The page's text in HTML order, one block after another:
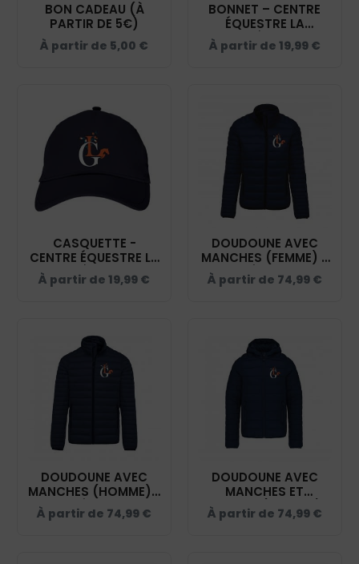
BON CADEAU (À
PARTIR DE 5€)
À partir de 5,00 €
BONNET – CENTRE
ÉQUESTRE LA
GRENADIÈRE – NAVY
- BF045
À partir de 19,99 €
CASQUETTE -
CENTRE ÉQUESTRE LA
GRENADIÈRE - NAVY -
BF015
À partir de 19,99 €
DOUDOUNE AVEC
MANCHES (FEMME) -
CENTRE ÉQUESTRE LA
GRENADIÈRE - NAVY -
À partir de 74,99 €
DOUDOUNE AVEC
MANCHES (HOMME) -
CENTRE ÉQUESTRE LA
GRENADIÈRE - NAVY -
À partir de 74,99 €
DOUDOUNE AVEC
MANCHES ET
CAPUCHE (ENFANT) -
CENTRE ÉQUESTRE LA
À partir de 74,99 €